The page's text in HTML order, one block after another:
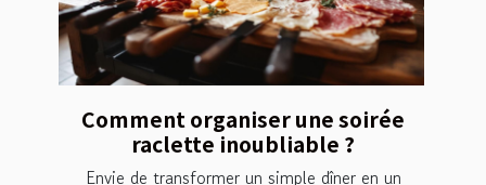
Comment organiser une soirée
raclette inoubliable ?
Envie de transformer un simple dîner en un